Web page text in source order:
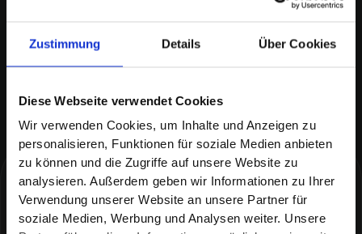
Zustimmung Details Über Cookies
Diese Webseite verwendet Cookies
Wir verwenden Cookies, um Inhalte und Anzeigen zu
personalisieren, Funktionen für soziale Medien anbieten
zu können und die Zugriffe auf unsere Website zu
analysieren. Außerdem geben wir Informationen zu Ihrer
Verwendung unserer Website an unsere Partner für
soziale Medien, Werbung und Analysen weiter. Unsere
Kreativität, die Umsatz erzeugt
WeitereThemen